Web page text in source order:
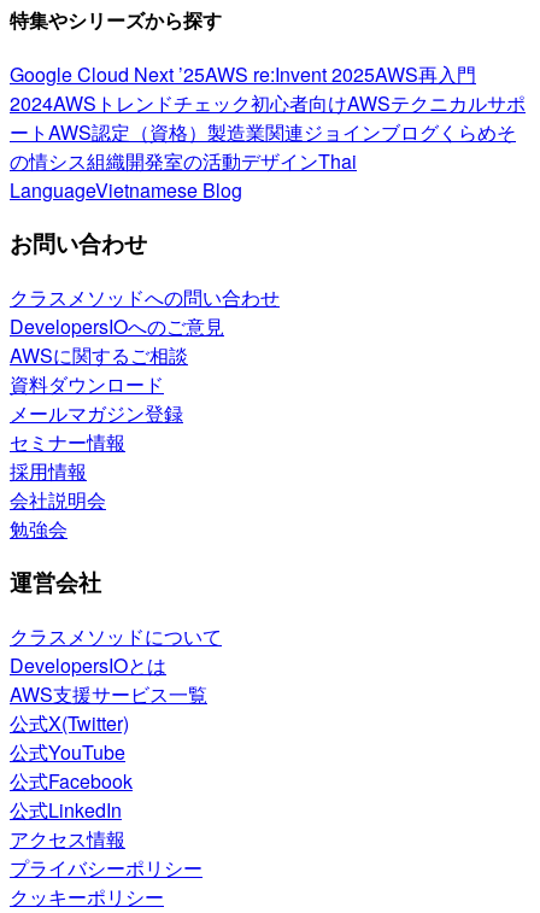
特集やシリーズから探す
Google Cloud Next ’25AWS re:Invent 2025AWS再入門
2024AWSトレンドチェック初心者向けAWSテクニカルサポ
ートAWS認定（資格） 製造業関連ジョインブログくらめそ
の情シス組織開発室の活動デザインThai
LanguageVietnamese Blog
お問い合わせ
クラスメソッドへの問い合わせ
DevelopersIOへのご意見
AWSに関するご相談
資料ダウンロード
メールマガジン登録
セミナー情報
採用情報
会社説明会
勉強会
運営会社
クラスメソッドについて
DevelopersIOとは
AWS支援サービス一覧
公式X(Twitter)
公式YouTube
公式Facebook
公式LinkedIn
アクセス情報
プライバシーポリシー
クッキーポリシー